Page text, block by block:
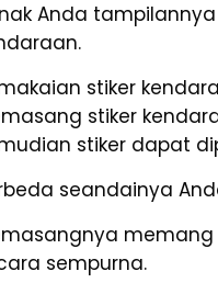
Anda
stiker
stiker
stiker dapat
seandainya
sempurna.